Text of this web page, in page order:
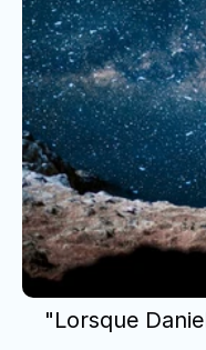
"Lorsque